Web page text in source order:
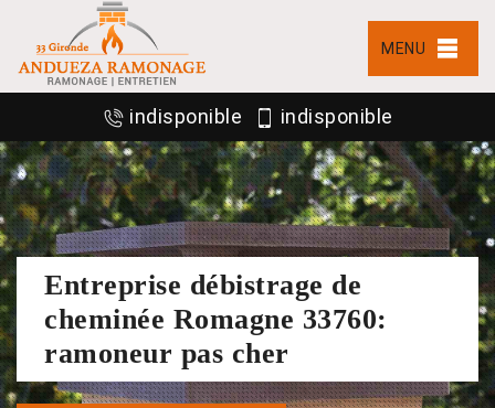
MENU
indisponible indisponible
Entreprise débistrage de
cheminée Romagne 33760:
ramoneur pas cher